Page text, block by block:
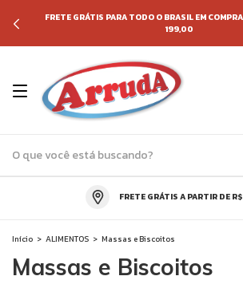
FRETE GRÁTIS PARA TODO O BRASIL EM
199,00
FRETE GRÁTIS A PARTIR DE
Início > ALIMENTOS > Massas e Biscoitos
Massas e Biscoitos